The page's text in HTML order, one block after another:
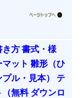
方 書式・様
ット 雛形（ひ
ル・見本） テ
無料 ダウンロ